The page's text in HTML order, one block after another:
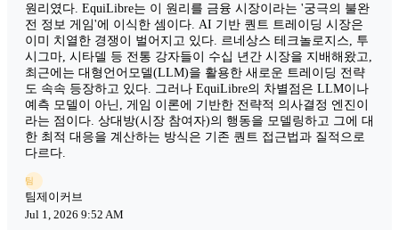
원리였다. EquiLibre는 이 원리를 금융 시장이라는 '궁극의 불완
전 정보 게임'에 이식한 셈이다. AI 기반 퀀트 트레이딩 시장은
이미 치열한 경쟁이 벌어지고 있다. 르네상스 테크놀로지스, 투
시그마, 시타델 등 전통 강자들이 수십 년간 시장을 지배해왔고,
최근에는 대형언어모델(LLM)을 활용한 새로운 트레이딩 전략
도 속속 등장하고 있다. 그러나 EquiLibre의 차별점은 LLM이나
예측 모델이 아닌, 게임 이론에 기반한 전략적 의사결정 엔진이
라는 점이다. 상대방(시장 참여자)의 행동을 모델링하고 그에 대
한 최적 대응을 계산하는 방식은 기존 퀀트 접근법과 질적으로
다르다.
팀
팀제이커브
Jul 1, 2026 9:52 AM